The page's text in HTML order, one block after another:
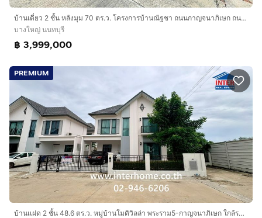
-หน้าโครงการห่างถนนใหญ่เพียง 4 กิโลเมตร
-เข้า-ออกได้หลายเส้นทาง ได้แก่ ถนนกาญจนาภิเษก ถนน
บางใหญ่-บางคูลัด
-ใกล้จุดขึ้นลงทางด่วนศรีรัชถนนกาญจนาภิเษก
บริษัท อินเตอร์โฮม เรียลตี้ เอสเตท จำกัด
Interhome Realty Estate
www.interhome.co.th
โทร.กดเพื่อดูเบอร์โทร xxxxxx206
https://www.interhome.co.th/propertydetail.php?
propcode=67966
บ้านเดี่ยว 2 ชั้น หลังมุม 70 ตร.ว. โครงการบ้านณัฐชา ถนนกาญจนาภิเษก ถนนซอยวัดพระเงิน (ซอยกันตนา) บางใหญ่ นนทบุรี
บางใหญ่ นนทบุรี
฿ 3,999,000
PREMIUM
บ้านเเฝด 2 ชั้น 48.6 ตร.ว. หมู่บ้านโมดิวิลล่า พระราม5-กาญจนาภิเษก ใกล้รถไฟฟ้าสายสีม่วง สถานีตลาดบางใหญ่ ซอยวัดพระเงิน ซอยกันตนา บางใหญ่